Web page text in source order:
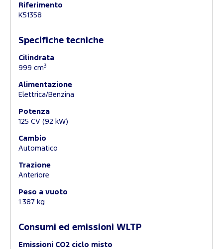
Riferimento
K51358
Specifiche tecniche
Cilindrata
999 cm3
Alimentazione
Elettrica/Benzina
Potenza
125 CV (92 kW)
Cambio
Automatico
Trazione
Anteriore
Peso a vuoto
1.387 kg
Consumi ed emissioni WLTP
Emissioni CO2 ciclo misto